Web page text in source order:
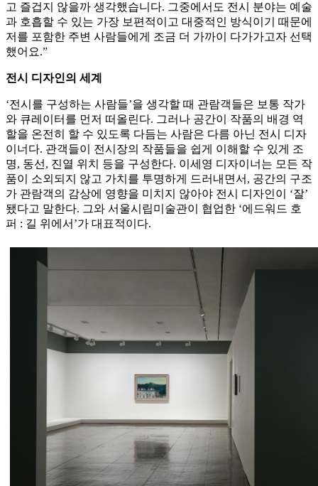
고 즐겁지 않을까 생각했습니다. 그중에서도 전시 분야는 예술
과 호흡할 수 있는 가장 보편적이고 대중적인 방식이기 때문에
저를 포함한 주변 사람들에게 조금 더 가까이 다가가고자 선택
했어요.”
전시 디자인의 세계
‘전시를 구성하는 사람들’을 생각할 때 관람객들은 보통 작가
와 큐레이터를 먼저 떠올린다. 그러나 공간이 작품의 배경 역
할을 온전히 할 수 있도록 다듬는 사람은 다름 아닌 전시 디자
이너다. 관객들이 전시장의 작품들을 쉽게 이해할 수 있게 조
명, 동선, 진열 위치 등을 구성한다. 이세영 디자이너는 모든 작
품이 소외되지 않고 가치를 투명하게 드러내면서, 공간의 구조
가 관람객의 감상에 영향을 미치지 않아야 전시 디자인이 ‘잘’
됐다고 말한다. 그와 서울시립미술관이 협업한 ‘에드워드 호
퍼 : 길 위에서’가 대표적이다.